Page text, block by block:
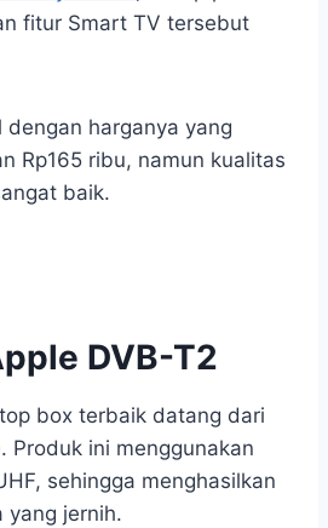
fitur Smart TV tersebut
dengan harganya yang
Rp165 ribu, namun kualitas
baik.
DVB-T2
box terbaik datang dari
Produk ini menggunakan
sehingga menghasilkan
yang jernih.